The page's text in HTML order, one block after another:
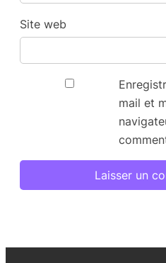
Site web
mail et